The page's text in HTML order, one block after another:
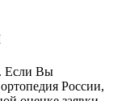
Если Вы
России,